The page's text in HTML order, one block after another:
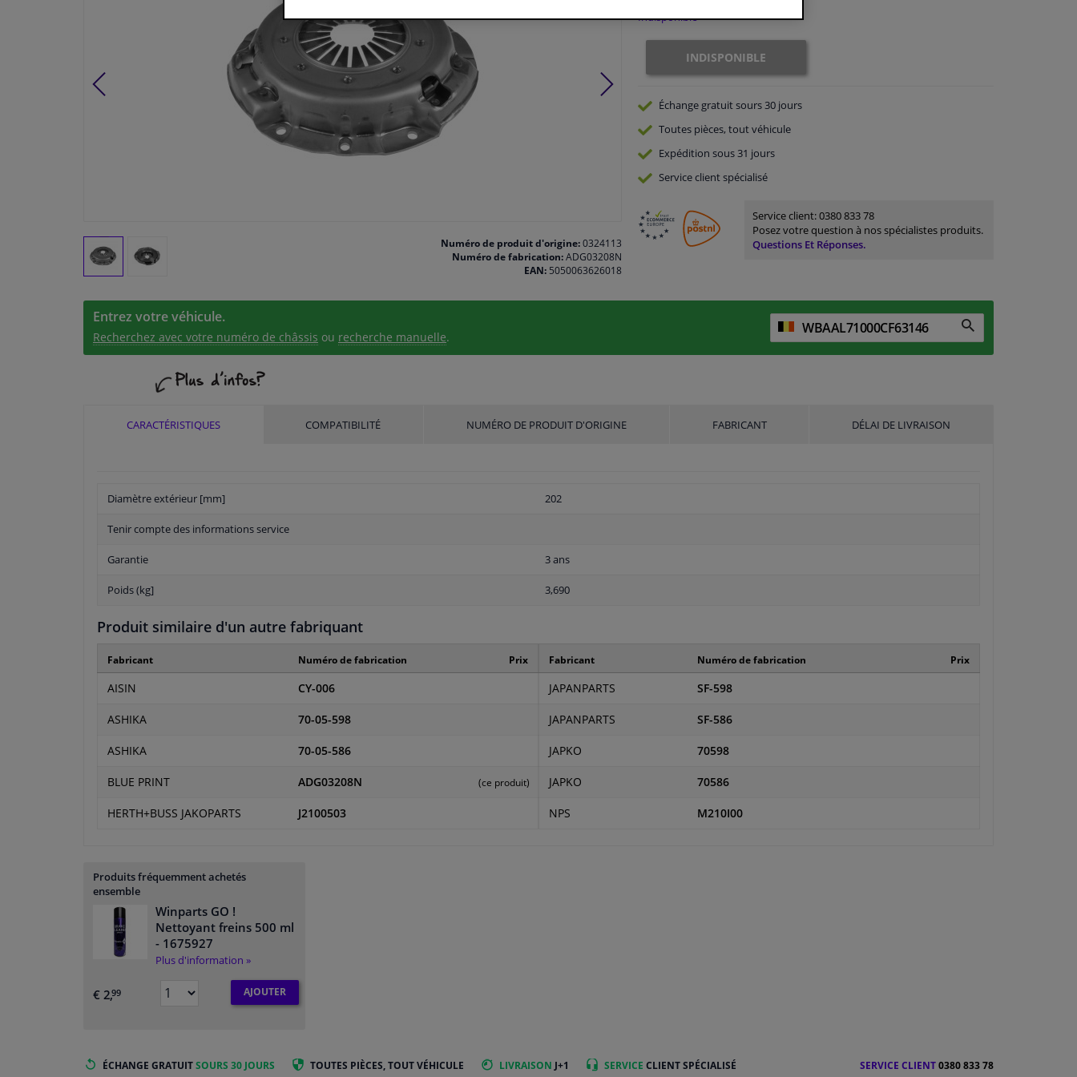
Numéro de produit d'origine:0324113
Numéro de fabrication:ADG03208N
EAN:5050063626018
Indisponible
INDISPONIBLE
Échange gratuitsours 30 jours
Toutes pièces, tout véhicule
Expédition sous 31 jours
Serviceclient spécialisé
Service client:0380 833 78
Posez votre question à nos spécialistes produits.
Questions Et Réponses.
Entrez votre véhicule.
Recherchez avec votre numéro de châssis ou recherche manuelle.
CARACTÉRISTIQUES COMPATIBILITÉ NUMÉRO DE PRODUIT D'ORIGINE FABRICANT DÉLAI DE LIVRAISON
Diamètre extérieur [mm] 202
Tenir compte des informations service
Garantie 3 ans
Poids (kg] 3,690
Produit similaire d'un autre fabriquant
Fabricant Numéro de fabrication Prix
AISIN CY-006
ASHIKA 70-05-598
ASHIKA 70-05-586
BLUE PRINT ADG03208N (ce produit)
HERTH+BUSS JAKOPARTS J2100503
Fabricant Numéro de fabrication Prix
JAPANPARTS SF-598
JAPANPARTS SF-586
JAPKO 70598
JAPKO 70586
NPS M210I00
Produits fréquemment achetés
ensemble
Winparts GO !
Nettoyant freins 500 ml
- 1675927
Plus d'information »
€ 2,99 AJOUTER
ÉCHANGE GRATUITSOURS 30 JOURS TOUTES PIÈCES, TOUT VÉHICULE LIVRAISON J+1 SERVICE CLIENT SPÉCIALISÉ SERVICE CLIENT0380 833 78